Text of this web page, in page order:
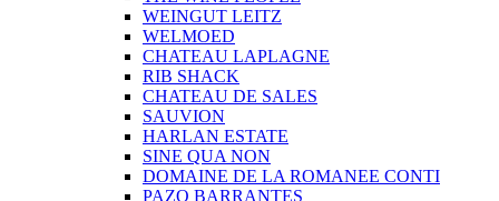
WEINGUT LEITZ
WELMOED
CHATEAU LAPLAGNE
RIB SHACK
CHATEAU DE SALES
SAUVION
HARLAN ESTATE
SINE QUA NON
DOMAINE DE LA ROMANEE CONTI
PAZO BARRANTES